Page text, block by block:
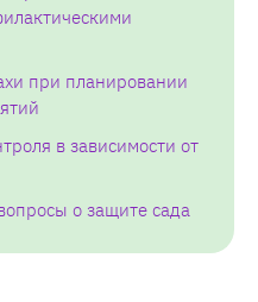
при планировании
в зависимости от
о защите сада